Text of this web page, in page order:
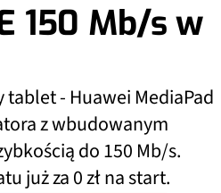
150 Mb/s w
- Huawei MediaPad
z wbudowanym
do 150 Mb/s.
już za 0 zł na start.